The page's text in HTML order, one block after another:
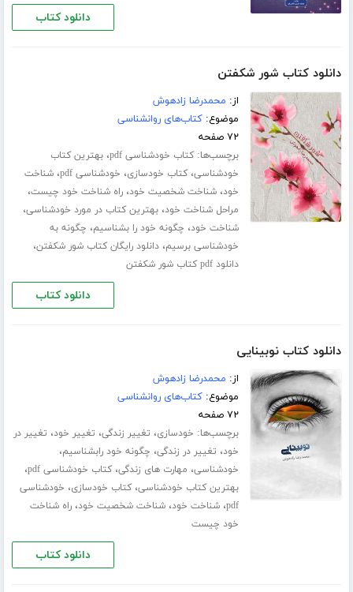
دانلود کتاب
دانلود کتاب شور شکفتن
از: محمدرضا زادهوش
موضوع:کتاب‌های روانشناسی
۷۲ صفحه
برچسب‌ها:کتاب خودشناسی pdf ،بهترین کتاب
خودشناسی،کتاب خودسازی، خودشناسی pdf ،شناخت
خود،شناخت شخصیت خود،راه شناخت خود چیست،
مراحل شناخت خود،بهترین کتاب در مورد خودشناسی،
شناخت خود، چگونه خود را بشناسیم، چگونه به
خودشناسی برسیم،دانلود رایگان کتاب شور شکفتن،
دانلود pdf کتاب شور شکفتن
دانلود کتاب
دانلود کتاب نوبینایی
از: محمدرضا زادهوش
موضوع:کتاب‌های روانشناسی
۷۲ صفحه
برچسب‌ها: خودسازی، تغییر زندگی، تغییر خود، تغییر در
خود، تغییر در زندگی، چگونه خود رابشناسیم،
خودشناسی، مهارت های زندگی،کتاب خودشناسی pdf ،
بهترین کتاب خودشناسی،کتاب خودسازی، خودشناسی
pdf،شناخت خود،شناخت شخصیت خود،راه شناخت
خود چیست
دانلود کتاب